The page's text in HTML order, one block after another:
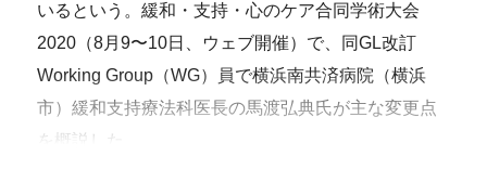
いるという。緩和・支持・心のケア合同学術大会
2020（8月9〜10日、ウェブ開催）で、同GL改訂
Working Group（WG）員で横浜南共済病院（横浜
市）緩和支持療法科医長の馬渡弘典氏が主な変更点
を概説した。